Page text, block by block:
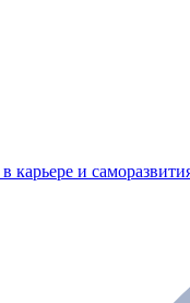
карьере и